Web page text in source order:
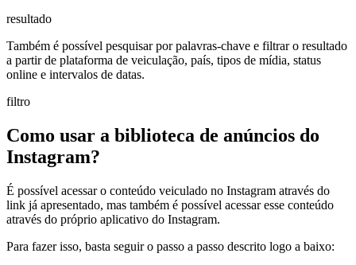
resultado
Também é possível pesquisar por palavras-chave e filtrar o resultado
a partir de plataforma de veiculação, país, tipos de mídia, status
online e intervalos de datas.
filtro
Como usar a biblioteca de anúncios do
Instagram?
É possível acessar o conteúdo veiculado no Instagram através do
link já apresentado, mas também é possível acessar esse conteúdo
através do próprio aplicativo do Instagram.
Para fazer isso, basta seguir o passo a passo descrito logo a baixo: